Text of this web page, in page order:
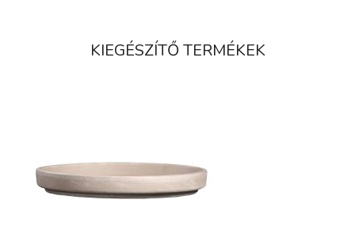
KIEGÉSZÍTŐ TERMÉKEK